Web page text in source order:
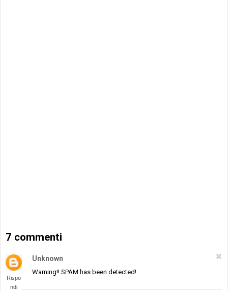
7 commenti
Rispo
ndi
Unknown
Warning!! SPAM has been detected!